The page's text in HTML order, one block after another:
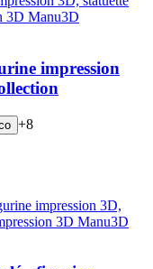
impression
+8